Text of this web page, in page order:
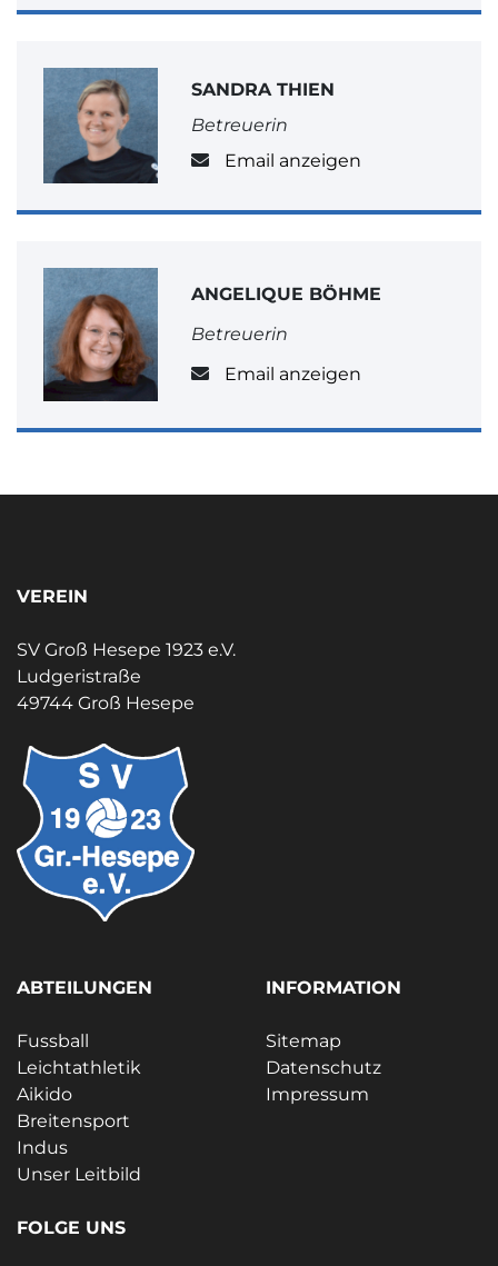
SANDRA THIEN
Betreuerin
Email anzeigen
ANGELIQUE BÖHME
Betreuerin
Email anzeigen
VEREIN
SV Groß Hesepe 1923 e.V.
Ludgeristraße
49744 Groß Hesepe
ABTEILUNGEN
Fussball
Leichtathletik
Aikido
Breitensport
Indus
Unser Leitbild
INFORMATION
Sitemap
Datenschutz
Impressum
FOLGE UNS